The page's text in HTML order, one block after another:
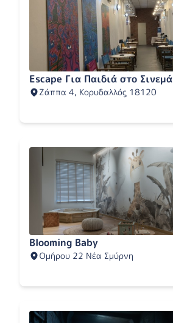
Escape Για Παιδιά στο Σινεμά
Ζάππα 4, Κορυδαλλός 18120
Blooming Baby
Ομήρου 22 Νέα Σμύρνη